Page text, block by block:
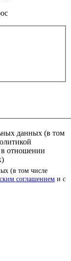
данных (в том
в отношении
(в том числе
соглашением и с